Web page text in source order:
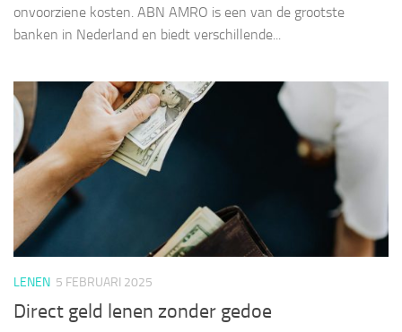
onvoorziene kosten. ABN AMRO is een van de grootste
banken in Nederland en biedt verschillende...
LENEN 5 FEBRUARI 2025
Direct geld lenen zonder gedoe